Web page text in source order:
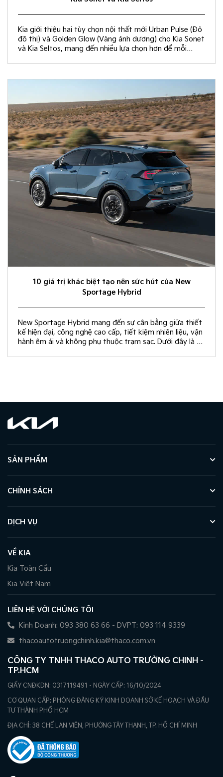
Kia giới thiệu hai tùy chọn nội thất mới Urban Pulse (Đỏ
đô thị) và Golden Glow (Vàng ánh dương) cho Kia Sonet
và Kia Seltos, mang đến nhiều lựa chọn hơn để mỗi
10 giá trị khác biệt tạo nên sức hút của New
Sportage Hybrid
New Sportage Hybrid mang đến sự cân bằng giữa thiết
kế hiện đại, công nghệ cao cấp, tiết kiệm nhiên liệu, vận
hành êm ái và không phụ thuộc trạm sạc. Dưới đây là 10
SẢN PHẨM
CHÍNH SÁCH
DỊCH VỤ
VỀ KIA
Kia Toàn Cầu
Kia Việt Nam
LIÊN HỆ VỚI CHÚNG TÔI
Kinh Doanh: 093 380 63 66 - DVPT: 093 114 9339
thacoautotruongchinh.kia@thaco.com.vn
CÔNG TY TNHH THACO AUTO TRƯỜNG CHINH -
TP.HCM
GIẤY CNĐKDN: 0317119491 - NGÀY CẤP: 16/10/2024
CƠ QUAN CẤP: PHÒNG ĐĂNG KÝ KINH DOANH SỞ KẾ HOẠCH VÀ ĐẦU
TƯ THÀNH PHỐ HCM
ĐỊA CHỈ: 38 CHẾ LAN VIÊN, PHƯỜNG TÂY THẠNH, TP. HỒ CHÍ MINH